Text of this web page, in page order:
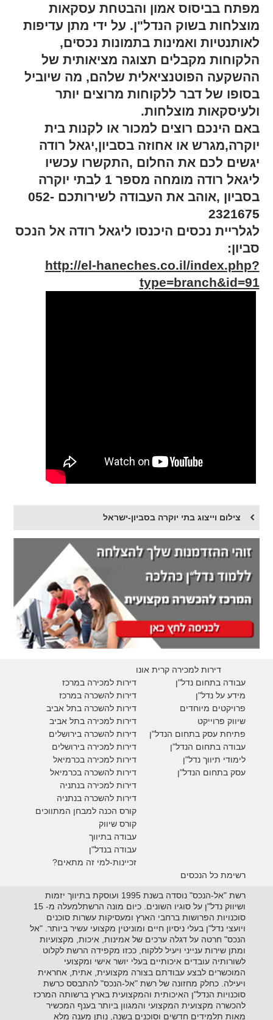
מפתח בביסוס אמון והבטחת עסקאות
מוצלחות בשוק הנדל"ן. על ידי מתן עדיפות
לאותנטיות ואמינות בתמונות נכסים,
הלקוחות מקבלים תצוגה מציאותית של
ההשקעה הפוטנציאלית שלהם, מה שיוביל
בסופו של דבר ללקוחות מרוצים יותר
ולעיסקאות מוצלחות.
באם הינכם רוצים למכור או לקנות בית
יוקרה,מגרש או אחוזה בסביון,יגאל רודה
יגשים לכם את החלום ,התקשרו עכשיו
ליגאל רודה מומחה מספר 1 לבתי יוקרה
בסביון ,אוהב את העבודה לשירותכם 052-
2321675
לגלריית נכסים היכנסו ליגאל רודה אל הנכס
סביון:
http://el-haneches.co.il/index.php?
type=branch&id=91
צילום וייצוג בתי יוקרה בסביון-ישראל
דירות למכירה קרית אונו
דירות למכירה במרכז
דירות להשכרה במרכז
דירות להשכרה בתל אביב
דירות למכירה בתל אביב
דירות להשכרה בירושלים
דירות למכירה בירושלים
דירות למכירה בכרמיאל
דירות להשכרה בכרמיאל
דירות למכירה בנתניה
דירות להשכרה בנתניה
קורס הכנה למבחן המתווכים
קורס שיווק
עבודה בתיווך
עבודה בנדל"ן
זכיינות-למי זה מתאים?
עבודה בתחום נדל"ן
מידע על נדל"ן
פרויקטים מיוחדים
שיווק פרוייקט
פתיחת עסק בתחום הנדל"ן
עבודה בתחום הנדל"ן
לימודי תיווך נדל"ן
עסק בתחום הנדל"ן
רשימת כל הנכסים
רשת "אל-הנכס" נוסדה בשנת 1995 ועוסקת בתיווך יזמות
ושיווק נדל"ן על סוגיו השונים. כיום מונה הרשתלמעלה מ- 15
סוכנויות הפרושות ברחבי הארץ ומעסיקות עשרות סוכנים
ויועצי נדל"ן בעלי ניסיון חיים ומוניטין מקצועי עשיר ביותר. "אל
הנכס" חרטה על דגלה ערכים של אמינות, איכות, מקצועיות
ומתן שירות ענייני ויעיל ללקוח, ככזו מקפידה הרשת לקלוט
לשורותיה עובדים איכותיים בעלי יושר אישי ומקצועי
המוכשרים לבצע עבודתם בצורה מקצועית, אתית, אחראית
ויעילה. כחלק מחזונה של רשת "אל-הנכס" להתבסס כרשת
סוכנויות הנדל"ן האיכותית והמקצועית בארץ ברשותה המרכז
להכשרה מקצועית המקצועי והמגוון ביותר בענף המכשיר
מאות תלמידים חדשים וסוכנים בשנה, נותן מענה מלא